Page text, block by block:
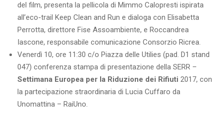
del film, presenta la pellicola di Mimmo Calopresti ispirata
all’eco-trail Keep Clean and Run e dialoga con Elisabetta
Perrotta, direttore Fise Assoambiente, e Roccandrea
Iascone, responsabile comunicazione Consorzio Ricrea.
Venerdì 10, ore 11:30 c/o Piazza delle Utilies (pad. D1 stand
047) conferenza stampa di presentazione della SERR –
Settimana Europea per la Riduzione dei Rifiuti 2017, con
la partecipazione straordinaria di Lucia Cuffaro da
Unomattina – RaiUno.